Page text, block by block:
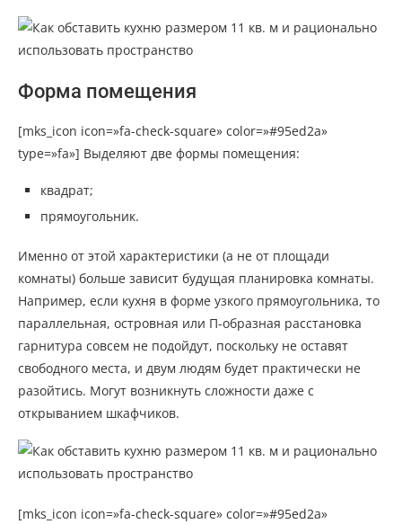
Форма помещения
[mks_icon icon=»fa-check-square» color=»#95ed2a»
type=»fa»] Выделяют две формы помещения:
квадрат;
прямоугольник.
Именно от этой характеристики (а не от площади
комнаты) больше зависит будущая планировка комнаты.
Например, если кухня в форме узкого прямоугольника, то
параллельная, островная или П-образная расстановка
гарнитура совсем не подойдут, поскольку не оставят
свободного места, и двум людям будет практически не
разойтись. Могут возникнуть сложности даже с
открыванием шкафчиков.
[mks_icon icon=»fa-check-square» color=»#95ed2a»